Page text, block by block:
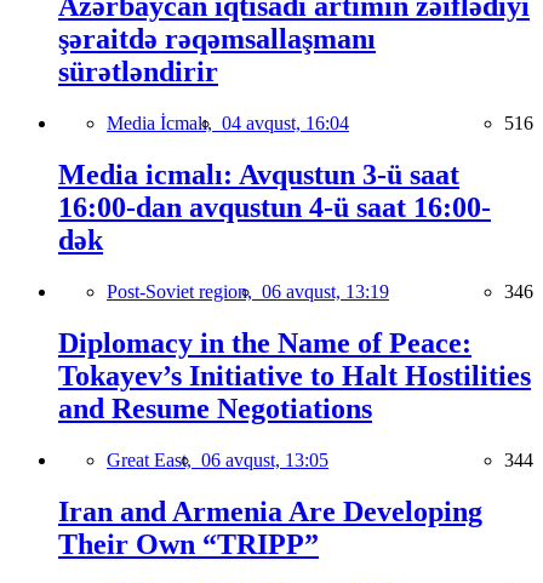
Azərbaycan iqtisadi artımın zəiflədiyi
şəraitdə rəqəmsallaşmanı
sürətləndirir
Media İcmalı, 04 avqust, 16:04 516
Media icmalı: Avqustun 3-ü saat
16:00-dan avqustun 4-ü saat 16:00-
dək
Post-Soviet region, 06 avqust, 13:19 346
Diplomacy in the Name of Peace:
Tokayev’s Initiative to Halt Hostilities
and Resume Negotiations
Great East, 06 avqust, 13:05 344
Iran and Armenia Are Developing
Their Own “TRIPP”